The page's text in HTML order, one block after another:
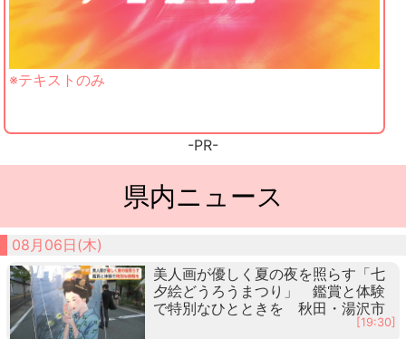
※テキストのみ
-PR-
県内ニュース
08月06日(木)
美人画が優しく夏の夜を照らす「七
夕絵どうろうまつり」 鑑賞と体験
で特別なひとときを 秋田・湯沢市
[19:30]